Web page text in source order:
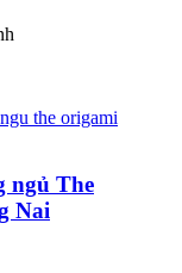
ngủ The
Nai